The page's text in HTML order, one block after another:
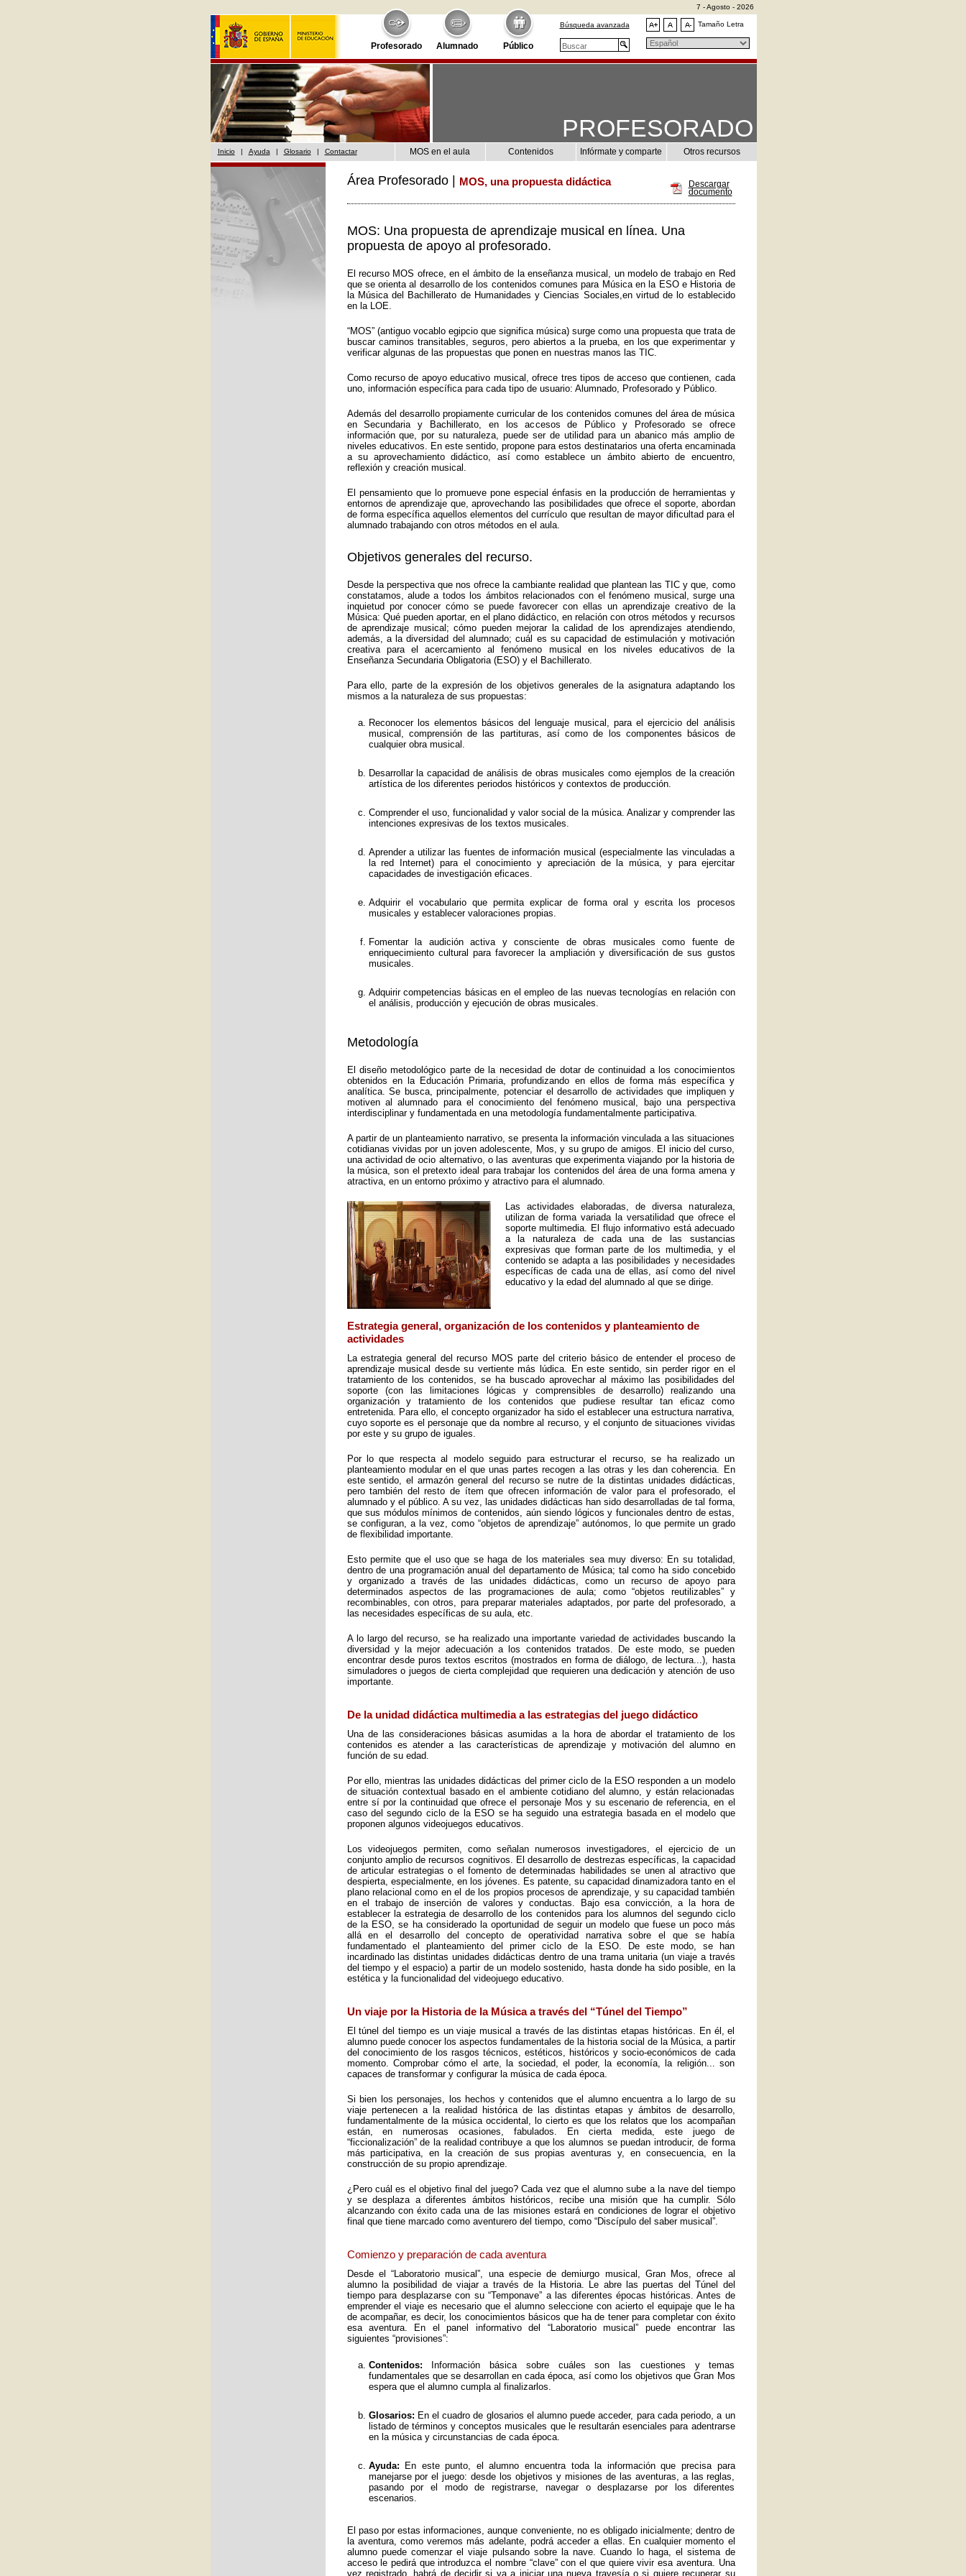
Profesorado Alumnado Público
7 - Agosto - 2026
Búsqueda avanzada Tamaño Letra
PROFESORADO
Inicio | Ayuda | Glosario | Contactar MOS en el aula Contenidos Infórmate y comparte Otros recursos
Descargar
documento
Área Profesorado | MOS, una propuesta didáctica
MOS: Una propuesta de aprendizaje musical en línea. Una
propuesta de apoyo al profesorado.
El recurso MOS ofrece, en el ámbito de la enseñanza musical, un modelo de trabajo en Red
que se orienta al desarrollo de los contenidos comunes para Música en la ESO e Historia de
la Música del Bachillerato de Humanidades y Ciencias Sociales,en virtud de lo establecido
en la LOE.
“MOS” (antiguo vocablo egipcio que significa música) surge como una propuesta que trata de
buscar caminos transitables, seguros, pero abiertos a la prueba, en los que experimentar y
verificar algunas de las propuestas que ponen en nuestras manos las TIC.
Como recurso de apoyo educativo musical, ofrece tres tipos de acceso que contienen, cada
uno, información específica para cada tipo de usuario: Alumnado, Profesorado y Público.
Además del desarrollo propiamente curricular de los contenidos comunes del área de música
en Secundaria y Bachillerato, en los accesos de Público y Profesorado se ofrece
información que, por su naturaleza, puede ser de utilidad para un abanico más amplio de
niveles educativos. En este sentido, propone para estos destinatarios una oferta encaminada
a su aprovechamiento didáctico, así como establece un ámbito abierto de encuentro,
reflexión y creación musical.
El pensamiento que lo promueve pone especial énfasis en la producción de herramientas y
entornos de aprendizaje que, aprovechando las posibilidades que ofrece el soporte, abordan
de forma específica aquellos elementos del currículo que resultan de mayor dificultad para el
alumnado trabajando con otros métodos en el aula.
Objetivos generales del recurso.
Desde la perspectiva que nos ofrece la cambiante realidad que plantean las TIC y que, como
constatamos, alude a todos los ámbitos relacionados con el fenómeno musical, surge una
inquietud por conocer cómo se puede favorecer con ellas un aprendizaje creativo de la
Música: Qué pueden aportar, en el plano didáctico, en relación con otros métodos y recursos
de aprendizaje musical; cómo pueden mejorar la calidad de los aprendizajes atendiendo,
además, a la diversidad del alumnado; cuál es su capacidad de estimulación y motivación
creativa para el acercamiento al fenómeno musical en los niveles educativos de la
Enseñanza Secundaria Obligatoria (ESO) y el Bachillerato.
Para ello, parte de la expresión de los objetivos generales de la asignatura adaptando los
mismos a la naturaleza de sus propuestas:
Reconocer los elementos básicos del lenguaje musical, para el ejercicio del análisis
musical, comprensión de las partituras, así como de los componentes básicos de
cualquier obra musical.
Desarrollar la capacidad de análisis de obras musicales como ejemplos de la creación
artística de los diferentes periodos históricos y contextos de producción.
Comprender el uso, funcionalidad y valor social de la música. Analizar y comprender las
intenciones expresivas de los textos musicales.
Aprender a utilizar las fuentes de información musical (especialmente las vinculadas a
la red Internet) para el conocimiento y apreciación de la música, y para ejercitar
capacidades de investigación eficaces.
Adquirir el vocabulario que permita explicar de forma oral y escrita los procesos
musicales y establecer valoraciones propias.
Fomentar la audición activa y consciente de obras musicales como fuente de
enriquecimiento cultural para favorecer la ampliación y diversificación de sus gustos
musicales.
Adquirir competencias básicas en el empleo de las nuevas tecnologías en relación con
el análisis, producción y ejecución de obras musicales.
Metodología
El diseño metodológico parte de la necesidad de dotar de continuidad a los conocimientos
obtenidos en la Educación Primaria, profundizando en ellos de forma más específica y
analítica. Se busca, principalmente, potenciar el desarrollo de actividades que impliquen y
motiven al alumnado para el conocimiento del fenómeno musical, bajo una perspectiva
interdisciplinar y fundamentada en una metodología fundamentalmente participativa.
A partir de un planteamiento narrativo, se presenta la información vinculada a las situaciones
cotidianas vividas por un joven adolescente, Mos, y su grupo de amigos. El inicio del curso,
una actividad de ocio alternativo, o las aventuras que experimenta viajando por la historia de
la música, son el pretexto ideal para trabajar los contenidos del área de una forma amena y
atractiva, en un entorno próximo y atractivo para el alumnado.
Las actividades elaboradas, de diversa naturaleza,
utilizan de forma variada la versatilidad que ofrece el
soporte multimedia. El flujo informativo está adecuado
a la naturaleza de cada una de las sustancias
expresivas que forman parte de los multimedia, y el
contenido se adapta a las posibilidades y necesidades
específicas de cada una de ellas, así como del nivel
educativo y la edad del alumnado al que se dirige.
Estrategia general, organización de los contenidos y planteamiento de
actividades
La estrategia general del recurso MOS parte del criterio básico de entender el proceso de
aprendizaje musical desde su vertiente más lúdica. En este sentido, sin perder rigor en el
tratamiento de los contenidos, se ha buscado aprovechar al máximo las posibilidades del
soporte (con las limitaciones lógicas y comprensibles de desarrollo) realizando una
organización y tratamiento de los contenidos que pudiese resultar tan eficaz como
entretenida. Para ello, el concepto organizador ha sido el establecer una estructura narrativa,
cuyo soporte es el personaje que da nombre al recurso, y el conjunto de situaciones vividas
por este y su grupo de iguales.
Por lo que respecta al modelo seguido para estructurar el recurso, se ha realizado un
planteamiento modular en el que unas partes recogen a las otras y les dan coherencia. En
este sentido, el armazón general del recurso se nutre de la distintas unidades didácticas,
pero también del resto de ítem que ofrecen información de valor para el profesorado, el
alumnado y el público. A su vez, las unidades didácticas han sido desarrolladas de tal forma,
que sus módulos mínimos de contenidos, aún siendo lógicos y funcionales dentro de estas,
se configuran, a la vez, como “objetos de aprendizaje” autónomos, lo que permite un grado
de flexibilidad importante.
Esto permite que el uso que se haga de los materiales sea muy diverso: En su totalidad,
dentro de una programación anual del departamento de Música; tal como ha sido concebido
y organizado a través de las unidades didácticas, como un recurso de apoyo para
determinados aspectos de las programaciones de aula; como “objetos reutilizables” y
recombinables, con otros, para preparar materiales adaptados, por parte del profesorado, a
las necesidades específicas de su aula, etc.
A lo largo del recurso, se ha realizado una importante variedad de actividades buscando la
diversidad y la mejor adecuación a los contenidos tratados. De este modo, se pueden
encontrar desde puros textos escritos (mostrados en forma de diálogo, de lectura...), hasta
simuladores o juegos de cierta complejidad que requieren una dedicación y atención de uso
importante.
De la unidad didáctica multimedia a las estrategias del juego didáctico
Una de las consideraciones básicas asumidas a la hora de abordar el tratamiento de los
contenidos es atender a las características de aprendizaje y motivación del alumno en
función de su edad.
Por ello, mientras las unidades didácticas del primer ciclo de la ESO responden a un modelo
de situación contextual basado en el ambiente cotidiano del alumno, y están relacionadas
entre sí por la continuidad que ofrece el personaje Mos y su escenario de referencia, en el
caso del segundo ciclo de la ESO se ha seguido una estrategia basada en el modelo que
proponen algunos videojuegos educativos.
Los videojuegos permiten, como señalan numerosos investigadores, el ejercicio de un
conjunto amplio de recursos cognitivos. El desarrollo de destrezas específicas, la capacidad
de articular estrategias o el fomento de determinadas habilidades se unen al atractivo que
despierta, especialmente, en los jóvenes. Es patente, su capacidad dinamizadora tanto en el
plano relacional como en el de los propios procesos de aprendizaje, y su capacidad también
en el trabajo de inserción de valores y conductas. Bajo esa convicción, a la hora de
establecer la estrategia de desarrollo de los contenidos para los alumnos del segundo ciclo
de la ESO, se ha considerado la oportunidad de seguir un modelo que fuese un poco más
allá en el desarrollo del concepto de operatividad narrativa sobre el que se había
fundamentado el planteamiento del primer ciclo de la ESO. De este modo, se han
incardinado las distintas unidades didácticas dentro de una trama unitaria (un viaje a través
del tiempo y el espacio) a partir de un modelo sostenido, hasta donde ha sido posible, en la
estética y la funcionalidad del videojuego educativo.
Un viaje por la Historia de la Música a través del “Túnel del Tiempo”
El túnel del tiempo es un viaje musical a través de las distintas etapas históricas. En él, el
alumno puede conocer los aspectos fundamentales de la historia social de la Música, a partir
del conocimiento de los rasgos técnicos, estéticos, históricos y socio-económicos de cada
momento. Comprobar cómo el arte, la sociedad, el poder, la economía, la religión... son
capaces de transformar y configurar la música de cada época.
Si bien los personajes, los hechos y contenidos que el alumno encuentra a lo largo de su
viaje pertenecen a la realidad histórica de las distintas etapas y ámbitos de desarrollo,
fundamentalmente de la música occidental, lo cierto es que los relatos que los acompañan
están, en numerosas ocasiones, fabulados. En cierta medida, este juego de
“ficcionalización” de la realidad contribuye a que los alumnos se puedan introducir, de forma
más participativa, en la creación de sus propias aventuras y, en consecuencia, en la
construcción de su propio aprendizaje.
¿Pero cuál es el objetivo final del juego? Cada vez que el alumno sube a la nave del tiempo
y se desplaza a diferentes ámbitos históricos, recibe una misión que ha cumplir. Sólo
alcanzando con éxito cada una de las misiones estará en condiciones de lograr el objetivo
final que tiene marcado como aventurero del tiempo, como “Discípulo del saber musical”.
Comienzo y preparación de cada aventura
Desde el “Laboratorio musical”, una especie de demiurgo musical, Gran Mos, ofrece al
alumno la posibilidad de viajar a través de la Historia. Le abre las puertas del Túnel del
tiempo para desplazarse con su “Temponave” a las diferentes épocas históricas. Antes de
emprender el viaje es necesario que el alumno seleccione con acierto el equipaje que le ha
de acompañar, es decir, los conocimientos básicos que ha de tener para completar con éxito
esa aventura. En el panel informativo del “Laboratorio musical” puede encontrar las
siguientes “provisiones”:
Contenidos: Información básica sobre cuáles son las cuestiones y temas
fundamentales que se desarrollan en cada época, así como los objetivos que Gran Mos
espera que el alumno cumpla al finalizarlos.
Glosarios: En el cuadro de glosarios el alumno puede acceder, para cada periodo, a un
listado de términos y conceptos musicales que le resultarán esenciales para adentrarse
en la música y circunstancias de cada época.
Ayuda: En este punto, el alumno encuentra toda la información que precisa para
manejarse por el juego: desde los objetivos y misiones de las aventuras, a las reglas,
pasando por el modo de registrarse, navegar o desplazarse por los diferentes
escenarios.
El paso por estas informaciones, aunque conveniente, no es obligado inicialmente; dentro de
la aventura, como veremos más adelante, podrá acceder a ellas. En cualquier momento el
alumno puede comenzar el viaje pulsando sobre la nave. Cuando lo haga, el sistema de
acceso le pedirá que introduzca el nombre “clave” con el que quiere vivir esa aventura. Una
vez registrado, habrá de decidir si va a iniciar una nueva travesía o si quiere recuperar su